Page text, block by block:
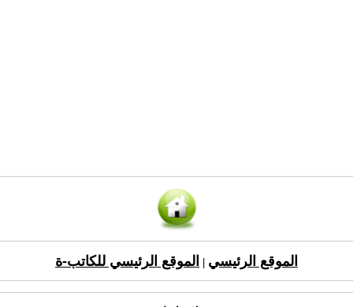
الموقع الرئيسي الموقع الرئيسي للكاتب-ة